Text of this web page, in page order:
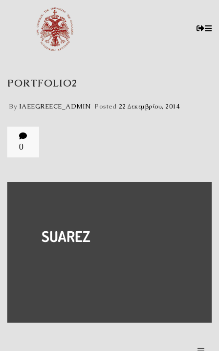
PORTFOLIO2
By IAEEGREECE_ADMIN Posted 22 Δεκεμβρίου, 2014
0